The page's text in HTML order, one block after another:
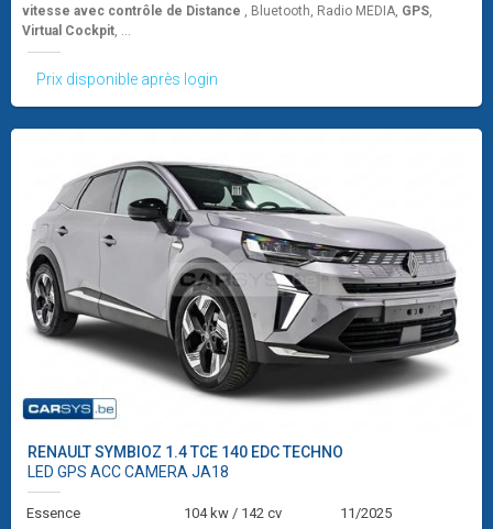
vitesse avec contrôle de Distance , Bluetooth, Radio MEDIA, GPS,
Virtual Cockpit, ...
Prix disponible après login
RENAULTSYMBIOZ 1.4 TCE 140 EDC TECHNO
LED GPS ACC CAMERA JA18
Essence 104 kw / 142 cv
11/2025